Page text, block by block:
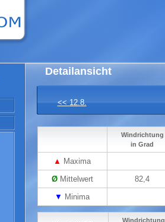
Detailansicht
<< 12.8.
Windrichtung
in Grad
▲ Maxima
ØMittelwert 82,4
▼ Minima
Windrichtung